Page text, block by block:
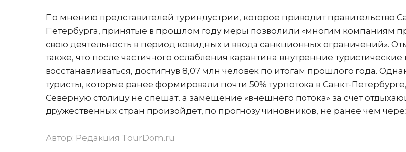
По мнению представителей туриндустрии, которое приводит правительство
Петербурга, принятые в прошлом году меры позволили «многим компаниям
свою деятельность в период ковидных и ввода санкционных ограничений».
также, что после частичного ослабления карантина внутренние туристические
восстанавливаться, достигнув 8,07 млн человек по итогам прошлого года.
туристы, которые ранее формировали почти 50% турпотока в Санкт-
Северную столицу не спешат, а замещение «внешнего потока» за счет
дружественных стран произойдет, по прогнозу чиновников, не ранее чем
Автор: Редакция TourDom.ru